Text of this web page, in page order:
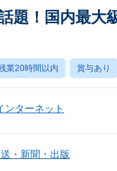
題！国内最大
業20時間以内 賞与あり
ンターネット
・新聞・出版